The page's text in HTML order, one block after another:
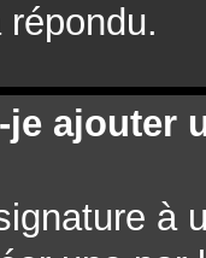
répondu.
ajouter
à